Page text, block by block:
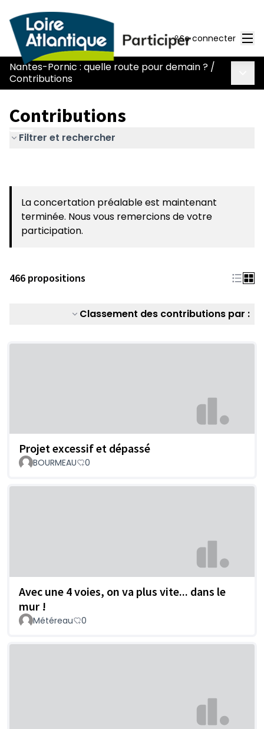
Se connecter
Nantes-Pornic : quelle route pour demain ? /
Contributions
Contributions
Filtrer et rechercher
La concertation préalable est maintenant
terminée. Nous vous remercions de votre
participation.
466 propositions
Classement des contributions par :
Projet excessif et dépassé
BOURMEAU 0
Avec une 4 voies, on va plus vite... dans le
mur !
Météreau 0